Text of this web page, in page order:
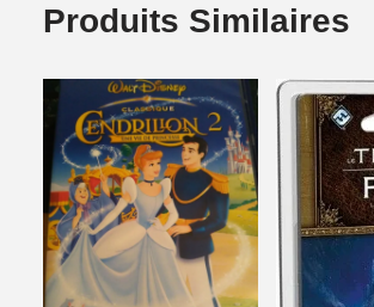
Produits Similaires